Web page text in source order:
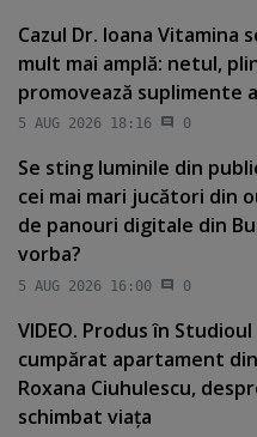
Cazul Dr. Ioana Vitamina
mult mai amplă: netul,
promovează suplimente
5 AUG 2026 18:16 0
Se sting luminile din
cei mai mari jucători din
de panouri digitale din
vorba?
5 AUG 2026 16:00 0
VIDEO. Produs în
cumpărat apartament
Roxana Ciuhulescu,
schimbat viaţa